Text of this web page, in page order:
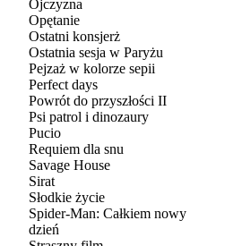
Ojczyzna
Opętanie
Ostatni konsjerż
Ostatnia sesja w Paryżu
Pejzaż w kolorze sepii
Perfect days
Powrót do przyszłości II
Psi patrol i dinozaury
Pucio
Requiem dla snu
Savage House
Sirat
Słodkie życie
Spider-Man: Całkiem nowy
dzień